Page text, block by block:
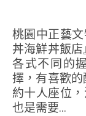
桃園中正藝文特區美食真的超多，這次來到『海
丼海鮮丼飯
各式不同的
擇，有喜歡
約十人座位
也是需要...